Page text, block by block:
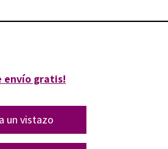
envío gratis!
un vistazo